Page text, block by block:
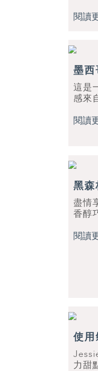
閱讀
墨西
這是
感來
閱讀
黑森
盡情
香醇
閱讀
使用
力甜